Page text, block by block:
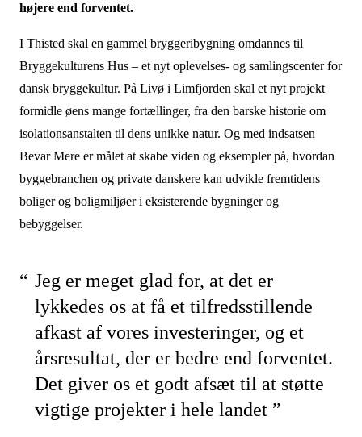
højere end forventet.
I Thisted skal en gammel bryggeribygning omdannes til
Bryggekulturens Hus – et nyt oplevelses- og samlingscenter for
dansk bryggekultur. På Livø i Limfjorden skal et nyt projekt
formidle øens mange fortællinger, fra den barske historie om
isolationsanstalten til dens unikke natur. Og med indsatsen
Bevar Mere er målet at skabe viden og eksempler på, hvordan
byggebranchen og private danskere kan udvikle fremtidens
boliger og boligmiljøer i eksisterende bygninger og
bebyggelser.
Jeg er meget glad for, at det er
lykkedes os at få et tilfredsstillende
afkast af vores investeringer, og et
årsresultat, der er bedre end forventet.
Det giver os et godt afsæt til at støtte
vigtige projekter i hele landet ”